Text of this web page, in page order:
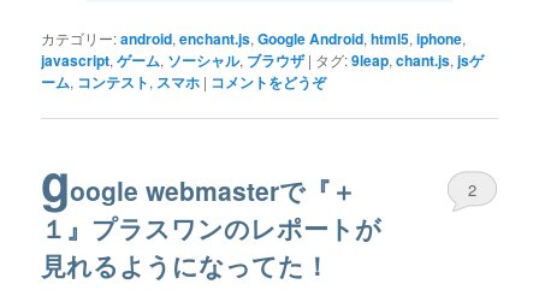
カテゴリー:android,enchant.js,Google Android,html5,iphone,
javascript,ゲーム, ソーシャル, ブラウザ | タグ:9leap,chant.js,jsゲ
ーム, コンテスト, スマホ | コメントをどうぞ
google webmasterで『＋
１』プラスワンのレポートが
見れるようになってた！
2